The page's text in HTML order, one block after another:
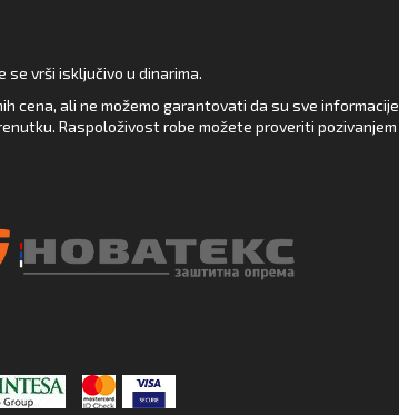
se vrši isključivo u dinarima.
cena, ali ne možemo garantovati da su sve
Raspoloživost robe možete proveriti pozivanjem